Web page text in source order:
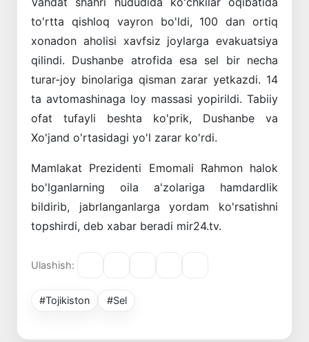
to'rtta qishloq vayron bo'ldi, 100 dan ortiq
xonadon aholisi xavfsiz joylarga evakuatsiya
qilindi. Dushanbe atrofida esa sel bir necha
turar-joy binolariga qisman zarar yetkazdi. 14
ta avtomashinaga loy massasi yopirildi. Tabiiy
ofat tufayli beshta ko'prik, Dushanbe va
Xo'jand o'rtasidagi yo'l zarar ko'rdi.
Mamlakat Prezidenti Emomali Rahmon halok
bo'lganlarning oila a'zolariga hamdardlik
bildirib, jabrlanganlarga yordam ko'rsatishni
topshirdi, deb xabar beradi mir24.tv.
Ulashish:
#Tojikiston #Sel